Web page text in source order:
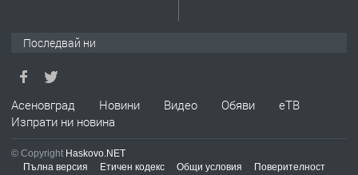
ремонт на покриви
ПРЕДЛАГА
Пликове - СКОРПИОПЛАСТ
Последвай ни
Асеновград Новини Видео Обяви
еТВ
Изпрати ни новина
© Copyright Haskovo.NET
Пълна версия
Етичен кодекс Общи условия Поверителност